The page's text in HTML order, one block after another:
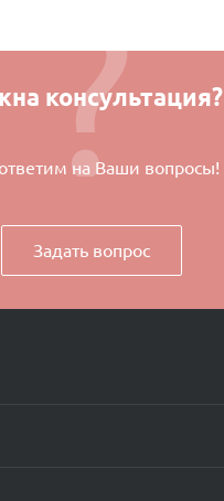
консультация?
на Ваши вопросы!
Задать вопрос